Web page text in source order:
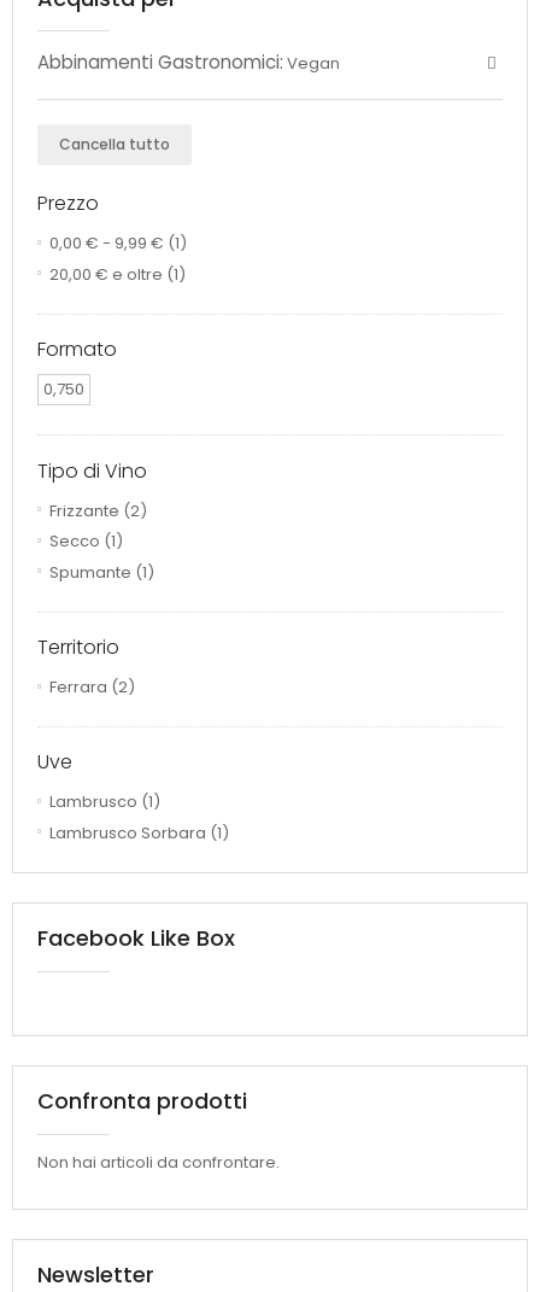
Abbinamenti Gastronomici: Vegan
Cancella tutto
Prezzo
0,00 € - 9,99 € (1)
20,00 € e oltre (1)
Formato
0,750
Tipo di Vino
Frizzante (2)
Secco (1)
Spumante (1)
Territorio
Ferrara (2)
Uve
Lambrusco (1)
Lambrusco Sorbara (1)
Facebook Like Box
Confronta prodotti
Non hai articoli da confrontare.
Newsletter